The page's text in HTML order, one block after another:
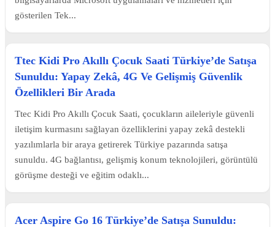
gösterilen Tek...
Ttec Kidi Pro Akıllı Çocuk Saati Türkiye’de Satışa
Sunuldu: Yapay Zekâ, 4G Ve Gelişmiş Güvenlik
Özellikleri Bir Arada
Ttec Kidi Pro Akıllı Çocuk Saati, çocukların aileleriyle güvenli
iletişim kurmasını sağlayan özelliklerini yapay zekâ destekli
yazılımlarla bir araya getirerek Türkiye pazarında satışa
sunuldu. 4G bağlantısı, gelişmiş konum teknolojileri, görüntülü
görüşme desteği ve eğitim odaklı...
Acer Aspire Go 16 Türkiye’de Satışa Sunuldu: